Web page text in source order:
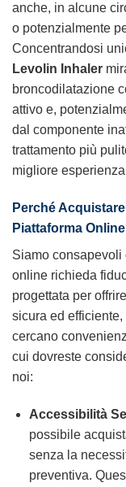
anche, in alcune
o potenzialmente
Concentrandosi
Levolin Inhaler
broncodilatazione
attivo e,
dal componente
trattamento più
migliore
Perché
Piattaforma
Siamo consapevoli
online richieda
progettata per
sicura ed
cercano
cui dovreste
noi:
Accessibilità
possibile
senza la
preventiva.